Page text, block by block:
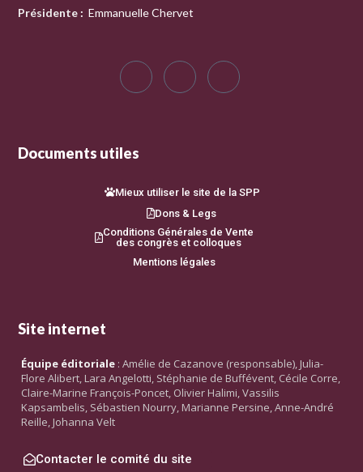
Présidente : Emmanuelle Chervet
Documents utiles
Mieux utiliser le site de la SPP
Dons & Legs
Conditions Générales de Vente
des congrès et colloques
Mentions légales
Site internet
Équipe éditoriale : Amélie de Cazanove (responsable), Julia-
Flore Alibert, Lara Angelotti, Stéphanie de Buffévent, Cécile Corre,
Claire-Marine François-Poncet, Olivier Halimi, Vassilis
Kapsambelis, Sébastien Nourry, Marianne Persine, Anne-André
Reille, Johanna Velt
Contacter le comité du site